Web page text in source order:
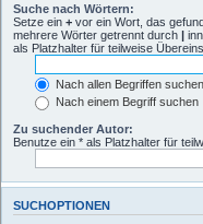
Suche nach Wörtern:
Setze ein + vor ein Wort, das
mehrere Wörter getrennt durch |
als Platzhalter für teilweise
Nach allen Begriffen
Nach einem Begriff suchen
Zu suchender Autor:
Benutze ein * als Platzhalter für
SUCHOPTIONEN